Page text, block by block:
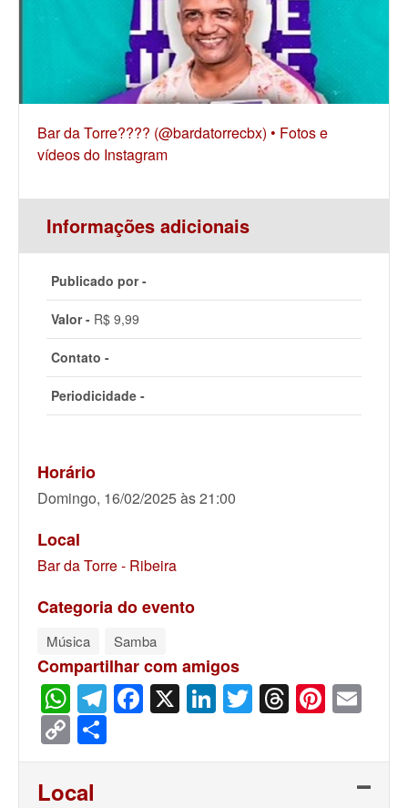
Bar da Torre???? (@bardatorrecbx) • Fotos e
vídeos do Instagram
Informações adicionais
Publicado por -
Valor - R$ 9,99
Contato -
Periodicidade -
Horário
Domingo, 16/02/2025 às 21:00
Local
Bar da Torre - Ribeira
Categoria do evento
Música Samba
Compartilhar com amigos
WhatsApp
Telegram
Facebook
X LinkedIn
Twitter
Threads
Copy
Link
Local